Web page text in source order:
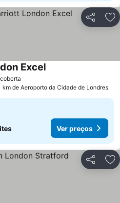
Partilhar
ExcelVer preços
km de Aeroporto da Cidade de Londres
Ver preços
Partilhar